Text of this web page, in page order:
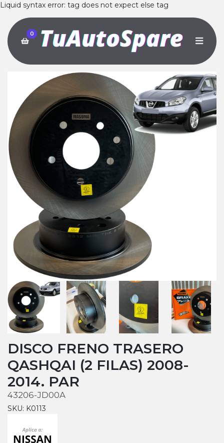
Liquid syntax error: tag does not expect else tag
0
DISCO FRENO TRASERO
QASHQAI (2 FILAS) 2008-
2014. PAR
43206-JD00A
SKU: K0113